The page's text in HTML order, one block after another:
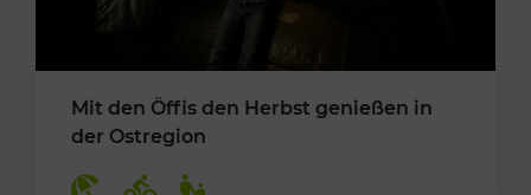
Mit den Öffis den Herbst genießen in
der Ostregion